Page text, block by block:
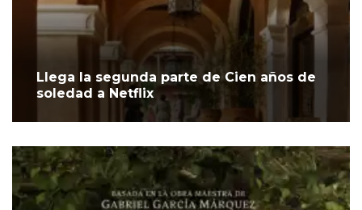
Llega la segunda parte de Cien años de
soledad a Netflix